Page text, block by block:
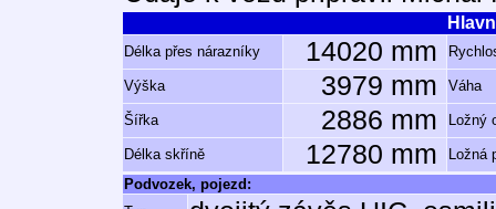
Délka přes nárazníky 14020 mm
Výška 3979 mm Váha
Šířka 2886 mm Ložný
Délka skříně 12780 mm
Ložná
Podvozek, pojezd: